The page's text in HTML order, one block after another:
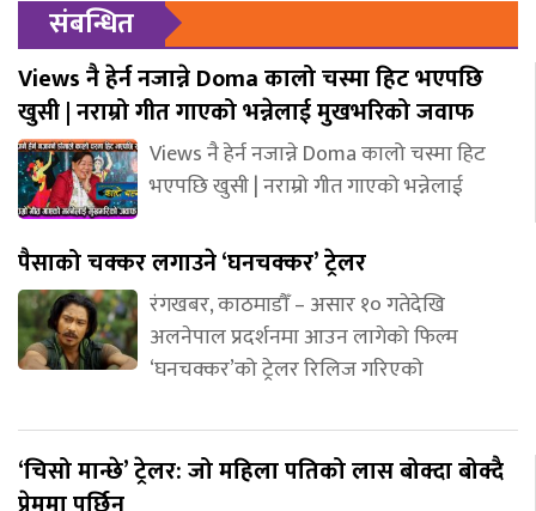
संबन्धित
Views नै हेर्न नजान्ने Doma कालो चस्मा हिट भएपछि
खुसी | नराम्रो गीत गाएको भन्नेलाई मुखभरिको जवाफ
Views नै हेर्न नजान्ने Doma कालो चस्मा हिट
भएपछि खुसी | नराम्रो गीत गाएको भन्नेलाई
पैसाको चक्कर लगाउने ‘घनचक्कर’ ट्रेलर
रंगखबर, काठमाडौँ – असार १० गतेदेखि
अलनेपाल प्रदर्शनमा आउन लागेको फिल्म
‘घनचक्कर’को ट्रेलर रिलिज गरिएको
‘चिसो मान्छे’ ट्रेलर: जो महिला पतिको लास बोक्दा बोक्दै